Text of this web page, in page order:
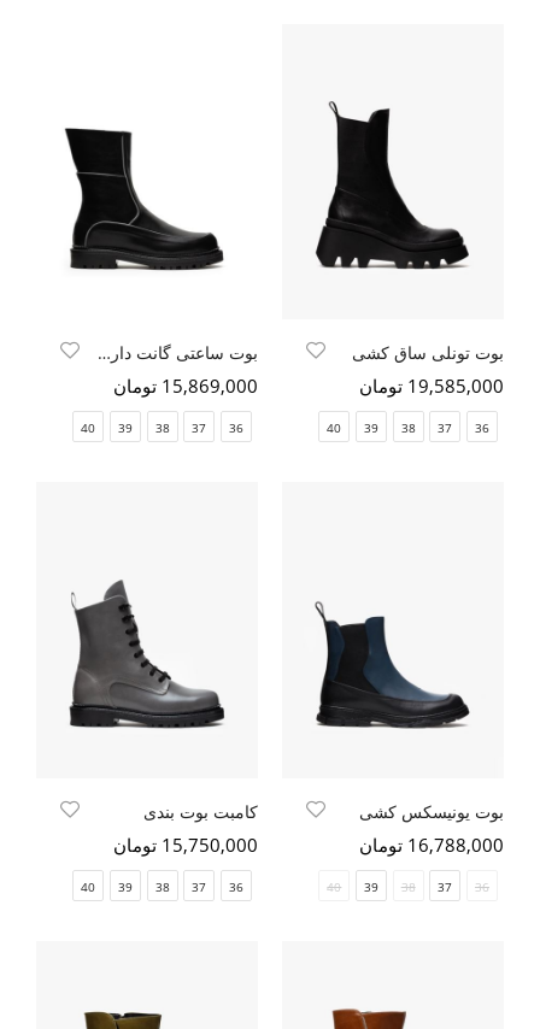
بوت تونلی ساق کشی
19,585,000 تومان
36
37
38
39
40
بوت ساعتی گانت دار زیپی
15,869,000 تومان
36
37
38
39
40
بوت یونیسکس کشی
16,788,000 تومان
36
37
38
39
40
کامبت بوت بندی
15,750,000 تومان
36
37
38
39
40